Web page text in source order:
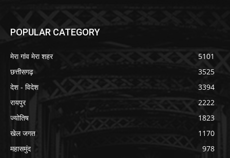
POPULAR CATEGORY
मेरा गांव मेरा शहर
5101
छत्तीसगढ़
3525
देश - विदेश
3394
रायपुर
2222
ज्योतिष
1823
खेल जगत
1170
महासमुंद
978